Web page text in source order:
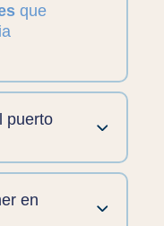
que
puerto
en